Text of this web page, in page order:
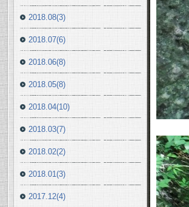
2018.08(3)
2018.07(6)
2018.06(8)
2018.05(8)
2018.04(10)
2018.03(7)
2018.02(2)
2018.01(3)
2017.12(4)